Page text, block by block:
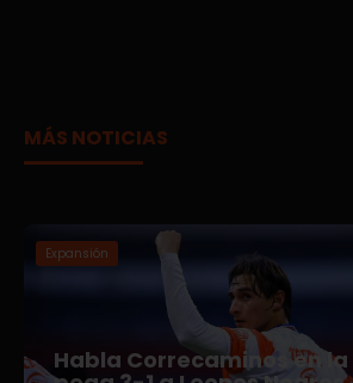
MÁS NOTICIAS
Expansión
Habla Correcaminos en